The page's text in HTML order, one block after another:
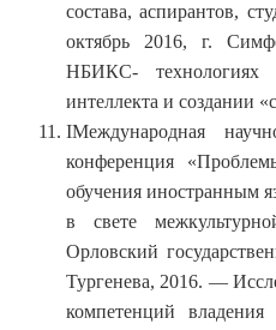
состава, аспирантов,
октябрь 2016, г.
НБИКС-
интеллекта и создании
IМеждународная
конференция
обучения иностранным
в свете
Орловский
Тургенева, 2016. —
компетенций